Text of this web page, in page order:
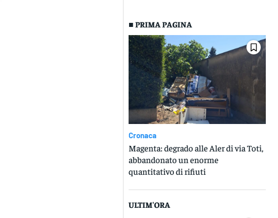
■ PRIMA PAGINA
Cronaca
Magenta: degrado alle Aler di via Toti,
abbandonato un enorme
quantitativo di rifiuti
ULTIM'ORA